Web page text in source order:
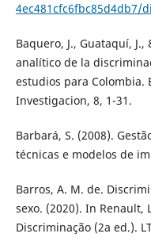
4ec481cfc6fbc85d4db7/
Baquero, J., Guataquí,
analítico de la
estudios para Colombia.
Investigacion, 8, 1-31.
Barbará, S. (2008).
técnicas e modelos de
Barros, A. M. de.
sexo. (2020). In Renault,
Discriminação (2a ed.).